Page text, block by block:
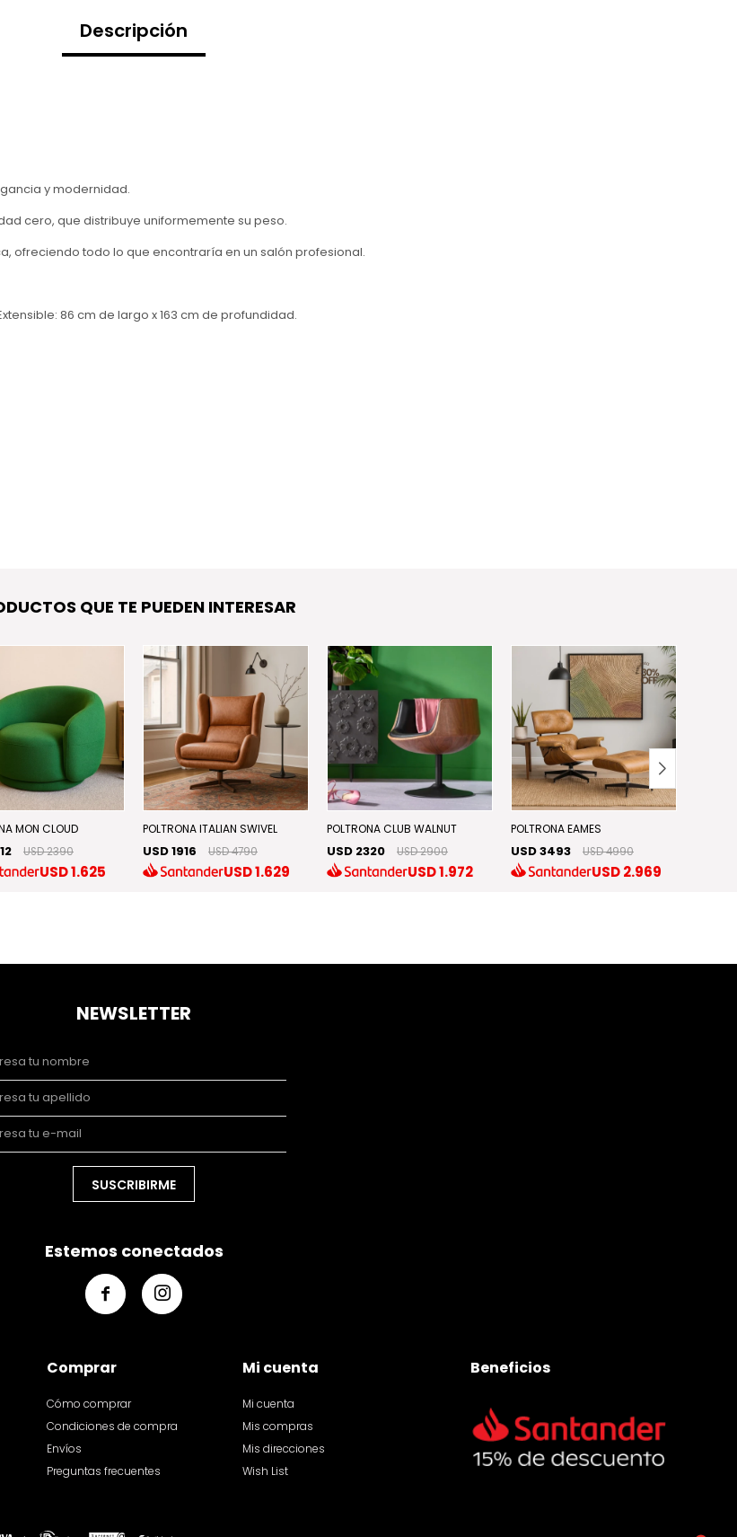
Descripción
y modernidad.
cero, que distribuye uniformemente su peso.
ofreciendo todo lo que encontraría en un salón profesional.
86 cm de largo x 163 cm de profundidad.
QUE TE PUEDEN INTERESAR
MON CLOUD
USD 2390
USD1.625
POLTRONA ITALIAN SWIVEL
USD 1916 USD 4790
USD1.629
POLTRONA CLUB WALNUT
USD 2320 USD 2900
USD1.972
POLTRONA EAMES
USD 3493 USD 4990
USD2.969
Comprar
Cómo comprar
Condiciones de compra
Envíos
Preguntas frecuentes
Mi cuenta
Mi cuenta
Mis compras
Mis direcciones
Wish List
Beneficios
NEWSLETTER
SUSCRIBIRME
Estemos conectados
 